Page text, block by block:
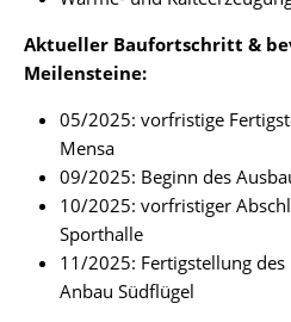
Aktueller Baufortschritt &
Meilensteine:
05/2025: vorfristige
Mensa
09/2025: Beginn des
10/2025: vorfristiger
Sporthalle
11/2025: Fertigstellung
Anbau Südflügel